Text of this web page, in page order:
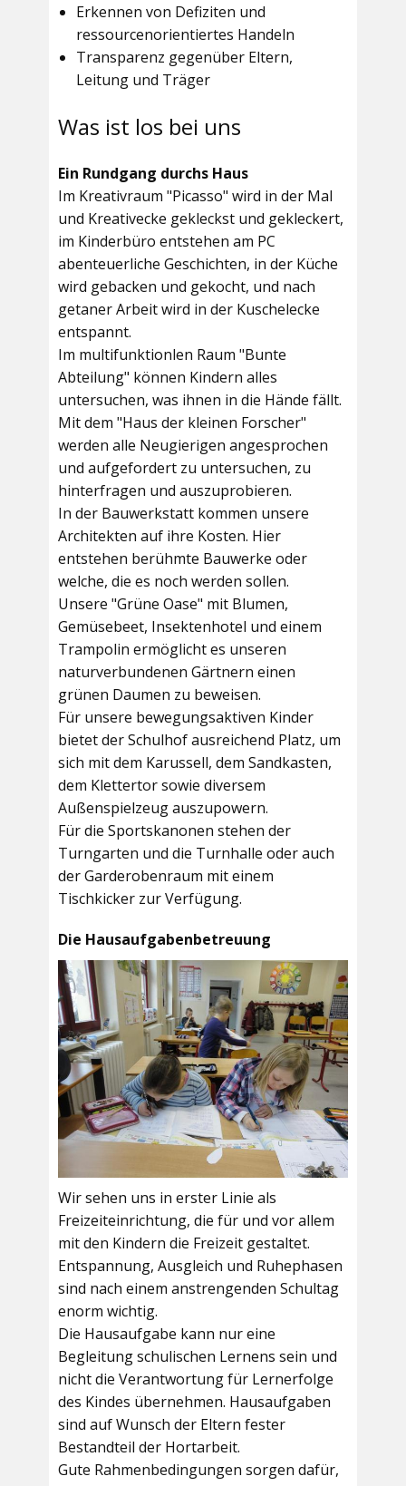
Erkennen von Defiziten und
ressourcenorientiertes Handeln
Transparenz gegenüber Eltern,
Leitung und Träger
Was ist los bei uns
Ein Rundgang durchs Haus
Im Kreativraum "Picasso" wird in der Mal
und Kreativecke gekleckst und gekleckert,
im Kinderbüro entstehen am PC
abenteuerliche Geschichten, in der Küche
wird gebacken und gekocht, und nach
getaner Arbeit wird in der Kuschelecke
entspannt.
Im multifunktionlen Raum "Bunte
Abteilung" können Kindern alles
untersuchen, was ihnen in die Hände fällt.
Mit dem "Haus der kleinen Forscher"
werden alle Neugierigen angesprochen
und aufgefordert zu untersuchen, zu
hinterfragen und auszuprobieren.
In der Bauwerkstatt kommen unsere
Architekten auf ihre Kosten. Hier
entstehen berühmte Bauwerke oder
welche, die es noch werden sollen.
Unsere "Grüne Oase" mit Blumen,
Gemüsebeet, Insektenhotel und einem
Trampolin ermöglicht es unseren
naturverbundenen Gärtnern einen
grünen Daumen zu beweisen.
Für unsere bewegungsaktiven Kinder
bietet derSchulhofausreichend Platz, um
sich mit dem Karussell, dem Sandkasten,
dem Klettertor sowie diversem
Außenspielzeug auszupowern.
Für die Sportskanonen stehen der
Turngarten und die Turnhalle oder auch
derGarderobenraum mit einem
Tischkicker zur Verfügung.
Die Hausaufgabenbetreuung
Wir sehen uns in erster Linie als
Freizeiteinrichtung, die für und vor allem
mit den Kindern die Freizeit gestaltet.
Entspannung, Ausgleich und Ruhephasen
sind nach einem anstrengenden Schultag
enorm wichtig.
Die Hausaufgabe kann nur eine
Begleitung schulischen Lernens sein und
nicht die Verantwortung für Lernerfolge
des Kindes übernehmen. Hausaufgaben
sind auf Wunsch der Eltern fester
Bestandteil der Hortarbeit.
Gute Rahmenbedingungen sorgen dafür,